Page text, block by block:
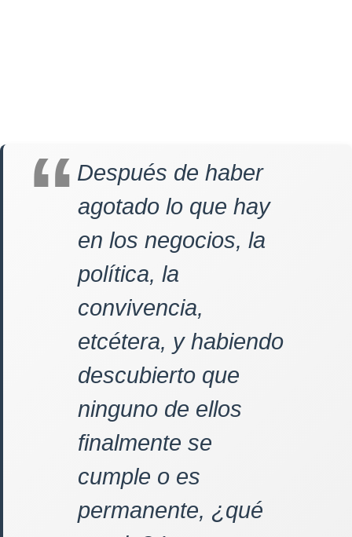
Después de haber
agotado lo que hay
en los negocios, la
política, la
convivencia,
etcétera, y habiendo
descubierto que
ninguno de ellos
finalmente se
cumple o es
permanente, ¿qué